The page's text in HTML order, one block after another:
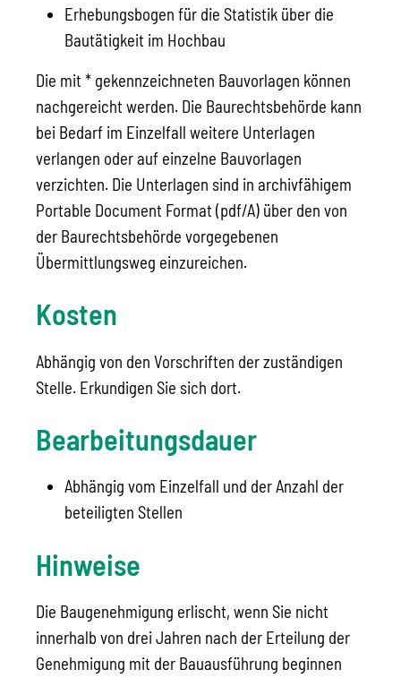
Erhebungsbogen für die Statistik über die
Bautätigkeit im Hochbau
Die mit * gekennzeichneten Bauvorlagen können
nachgereicht werden. Die Baurechtsbehörde kann
bei Bedarf im Einzelfall weitere Unterlagen
verlangen oder auf einzelne Bauvorlagen
verzichten. Die Unterlagen sind in archivfähigem
Portable Document Format (pdf/A) über den von
der Baurechtsbehörde vorgegebenen
Übermittlungsweg einzureichen.
Kosten
Abhängig von den Vorschriften der zuständigen
Stelle. Erkundigen Sie sich dort.
Bearbeitungsdauer
Abhängig vom Einzelfall und der Anzahl der
beteiligten Stellen
Hinweise
Die Baugenehmigung erlischt, wenn Sie nicht
innerhalb von drei Jahren nach der Erteilung der
Genehmigung mit der Bauausführung beginnen